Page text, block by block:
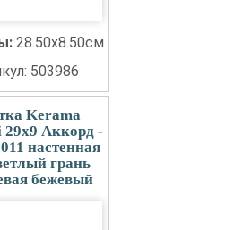
28.50x8.50см
503986
Kerama
Аккорд -
настенная
грань
бежевый